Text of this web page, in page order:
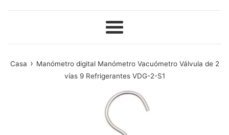
Menú
Casa › Manómetro digital Manómetro Vacuómetro Válvula de 2
vías 9 Refrigerantes VDG-2-S1